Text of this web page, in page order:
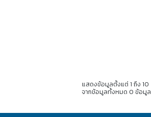
แสดงข้อมูลตั้งแต่ 1 ถึง 10
จากข้อมูลทั้งหมด 0 ข้อมูล